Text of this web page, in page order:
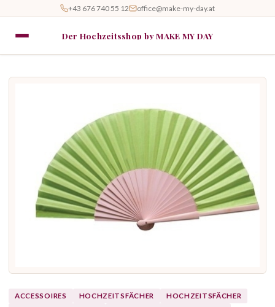
+43 676 740 55 12 office@make-my-day.at
Der Hochzeitsshop by MAKE MY DAY
ACCESSOIRES HOCHZEITSFÄCHER
HOCHZEITSFÄCHER